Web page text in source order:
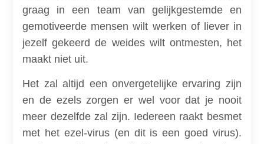
graag in een team van gelijkgestemde en
gemotiveerde mensen wilt werken of liever in
jezelf gekeerd de weides wilt ontmesten, het
maakt niet uit.
Het zal altijd een onvergetelijke ervaring zijn
en de ezels zorgen er wel voor dat je nooit
meer dezelfde zal zijn. Iedereen raakt besmet
met het ezel-virus (en dit is een goed virus).